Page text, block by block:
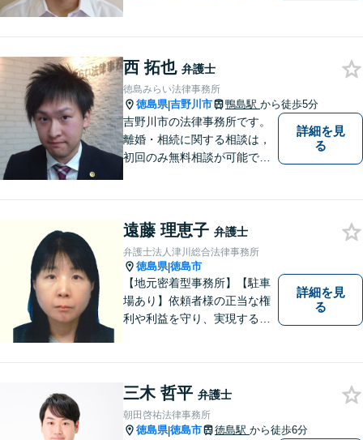
務整理など）を中心に、社会
的事件にも対応いたします。
お気軽にご相談ください。
西 拓也 弁護士
徳島みらい法律事務所
徳島県|吉野川市 鴨島駅 から徒歩5分
吉野川市の法律事務所です。
離婚・相続に関する相談は，
初回のみ無料相談が可能です
詳細を見
る
遠藤 理恵子 弁護士
弁護士法人津川総合法律事務所
徳島県|徳島市
【地元密着型事務所】【駐車
場あり】依頼者様の正当な権
利や利益を守り、実現するた
ります。個人・法人問わずあ
らゆる問題に対応可能！
詳細を見
る
三木 哲平 弁護士
朝田啓祐法律事務所
徳島県|徳島市 徳島駅 から徒歩6分